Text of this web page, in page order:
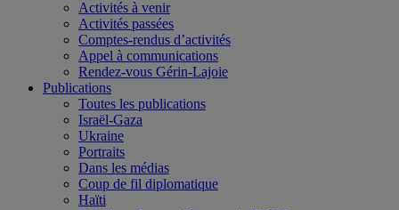
Activités à venir
Activités passées
Comptes-rendus d’activités
Appel à communications
Rendez-vous Gérin-Lajoie
Publications
Toutes les publications
Israël-Gaza
Ukraine
Portraits
Dans les médias
Coup de fil diplomatique
Haïti